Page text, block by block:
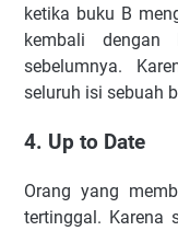
ketika buku B
kembali
sebelumnya.
seluruh isi sebuah
4. Up to Date
Orang yang
tertinggal. Karena